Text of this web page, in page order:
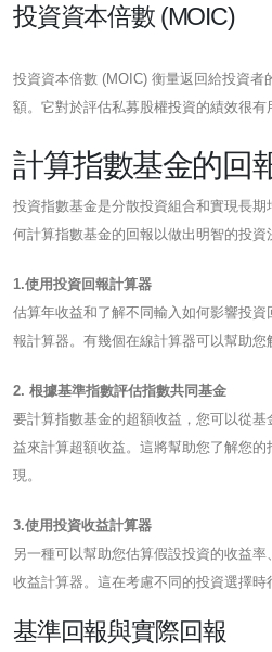
投資資本倍數 (MOIC)
投資資本倍數 (MOIC) 衡量返回給投資者
額。它對於評估私募股權投資的績效很有
計算指數基金的回
投資指數基金是分散投資組合和實現長
何計算指數基金的回報以做出明智的投資
1.使用投資回報計算器
估算年收益和了解不同輸入如何影響投
報計算器。有幾個在線計算器可以幫助您
2. 根據基準指數評估指數共同基金
要計算指數基金的超額收益，您可以從
益來計算超額收益。這將幫助您了解您
現。
3.使用投資收益計算器
另一種可以幫助您估算假設投資的收益
收益計算器。這在考慮不同的投資選擇時
基準回報與實際回報